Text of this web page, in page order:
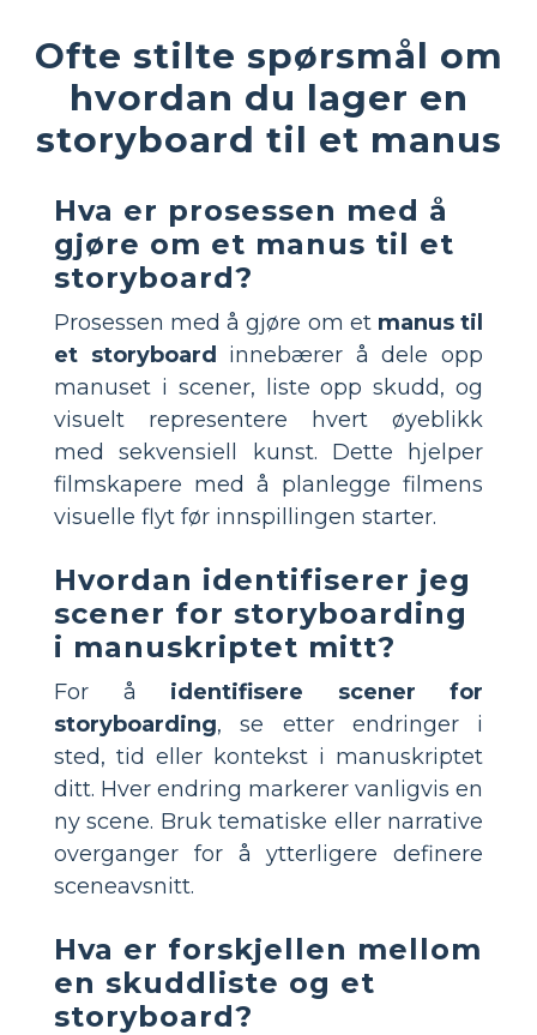
Ofte stilte spørsmål om
hvordan du lager en
storyboard til et manus
Hva er prosessen med å
gjøre om et manus til et
storyboard?
Prosessen med å gjøre om et manus til
et storyboard
innebærer å dele opp
manuset i scener, liste opp skudd, og
visuelt representere hvert øyeblikk
med sekvensiell kunst. Dette hjelper
filmskapere med å planlegge filmens
visuelle flyt før innspillingen starter.
Hvordan identifiserer jeg
scener for storyboarding
i manuskriptet mitt?
For å identifisere scener for
storyboarding, se etter endringer i
sted, tid eller kontekst i manuskriptet
ditt. Hver endring markerer vanligvis en
ny scene. Bruk tematiske eller narrative
overganger for å ytterligere definere
sceneavsnitt.
Hva er forskjellen mellom
en skuddliste og et
storyboard?